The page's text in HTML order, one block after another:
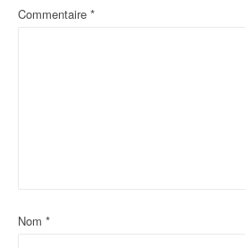
Commentaire *
Nom *